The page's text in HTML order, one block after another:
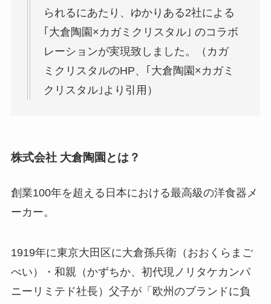
られるにあたり、ゆかりある2社による
｢大倉陶園×カガミクリスタル｣ のコラボ
レーションが実現致しました。（カガ
ミクリスタルのHP、｢大倉陶園×カガミ
クリスタル｣より引用）
株式会社 大倉陶園とは？
創業100年を超える日本における最高級の洋食器メ
ーカー。
1919年に東京大田区に大倉孫兵衛（おおくらまご
べい）・和親（かずちか、初代現ノリタケカンパ
ニーリミテド社長）父子が「欧州のブランドに負